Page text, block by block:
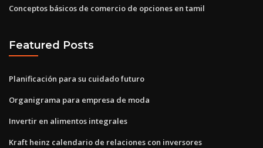
Conceptos básicos de comercio de opciones en tamil
Featured Posts
Planificación para su cuidado futuro
Organigrama para empresa de moda
Invertir en alimentos integrales
Kraft heinz calendario de relaciones con inversores